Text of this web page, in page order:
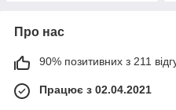
Про нас
90% позитивних з 211
Працює з 02.04.2021